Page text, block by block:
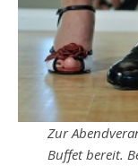
Zur
Buffet bereit.